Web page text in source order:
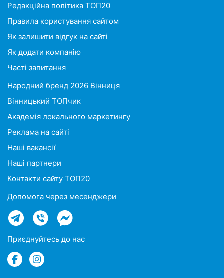
Редакційна політика ТОП20
Правила користування сайтом
Як залишити відгук на сайті
Як додати компанію
Часті запитання
Народний бренд 2026 Вінниця
Вінницький ТОПчик
Академія локального маркетингу
Реклама на сайті
Наші вакансії
Наші партнери
Контакти сайту ТОП20
Допомога через месенджери
Приєднуйтесь до нас